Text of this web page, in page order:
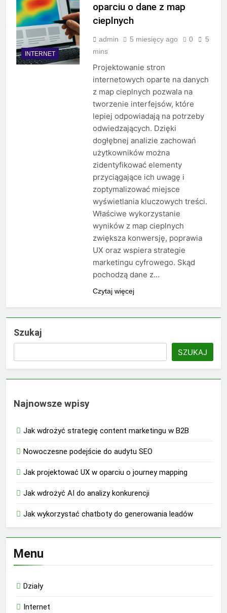
INTERNET
oparciu o dane z map
cieplnych
admin 5 miesięcy ago 0
5
mins
Projektowanie stron
internetowych oparte na danych
z map cieplnych pozwala na
tworzenie interfejsów, które
lepiej odpowiadają na potrzeby
odwiedzających. Dzięki
dogłębnej analizie zachowań
użytkowników można
zidentyfikować elementy
przyciągające ich uwagę i
zoptymalizować miejsce
wyświetlania kluczowych treści.
Właściwe wykorzystanie
wyników z map cieplnych
zwiększa konwersję, poprawia
UX oraz wspiera strategie
marketingu cyfrowego. Skąd
pochodzą dane z…
Czytaj więcej
Szukaj
SZUKAJ
Najnowsze wpisy
Jak wdrożyć strategię content marketingu w B2B
Nowoczesne podejście do audytu SEO
Jak projektować UX w oparciu o journey mapping
Jak wdrożyć AI do analizy konkurencji
Jak wykorzystać chatboty do generowania leadów
Menu
Działy
Internet